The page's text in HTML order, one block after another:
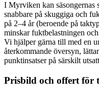
I Myrviken kan
snabbare på skuggiga och
på 2–4 år (beroende på
minskar fuktbelastningen
Vi hjälper gärna till med en
återkommande översyn,
punktinsatser på särskilt
Prisbild och offert för